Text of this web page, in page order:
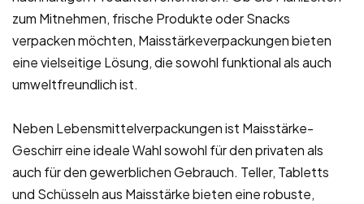
zum Mitnehmen, frische Produkte oder Snacks
verpacken möchten, Maisstärkeverpackungen bieten
eine vielseitige Lösung, die sowohl funktional als auch
umweltfreundlich ist.
Neben Lebensmittelverpackungen ist Maisstärke-
Geschirr eine ideale Wahl sowohl für den privaten als
auch für den gewerblichen Gebrauch. Teller, Tabletts
und Schüsseln aus Maisstärke bieten eine robuste,